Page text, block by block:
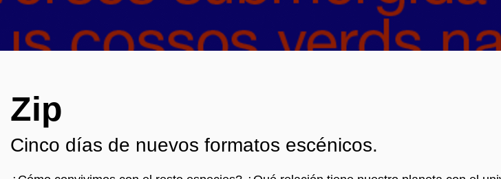
Zip
Cinco días de nuevos formatos escénicos.